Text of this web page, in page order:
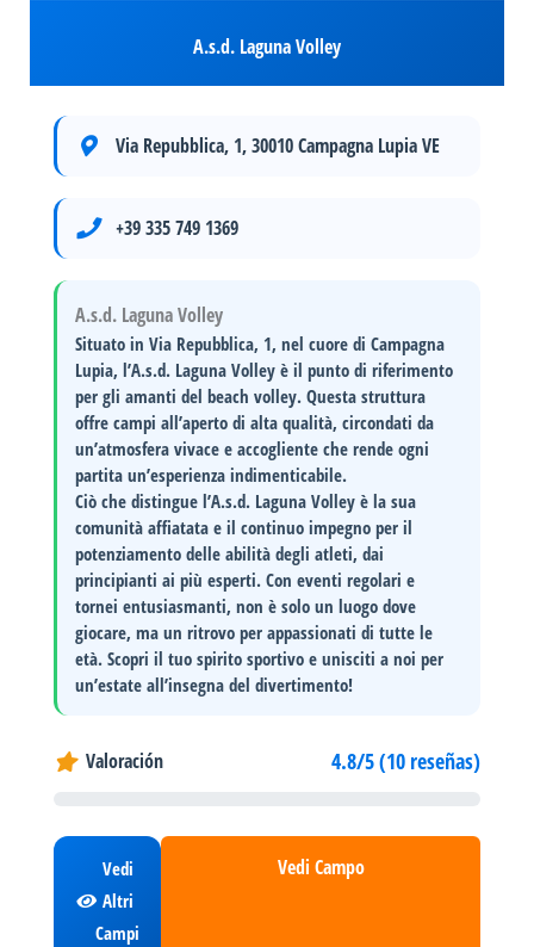
A.s.d. Laguna Volley
Via Repubblica, 1, 30010 Campagna Lupia VE
+39 335 749 1369
A.s.d. Laguna Volley
Situato inVia Repubblica, 1, nel cuore diCampagna
Lupia, l’A.s.d. Laguna Volley è il punto di riferimento
per gli amanti del beach volley. Questa struttura
offre campi all’aperto di alta qualità, circondati da
un’atmosfera vivace e accogliente che rende ogni
partita un’esperienza indimenticabile.
Ciò che distingue l’A.s.d. Laguna Volley è la sua
comunità affiatata e il continuo impegno per il
potenziamento delle abilità degli atleti, dai
principianti ai più esperti. Con eventi regolari e
tornei entusiasmanti, non è solo un luogo dove
giocare, ma unritrovo per appassionati di tutte le
età. Scopri il tuo spirito sportivo e unisciti a noi per
un’estate all’insegna del divertimento!
Valoración 4.8/5 (10 reseñas)
Vedi
Altri
Campi
Vedi Campo